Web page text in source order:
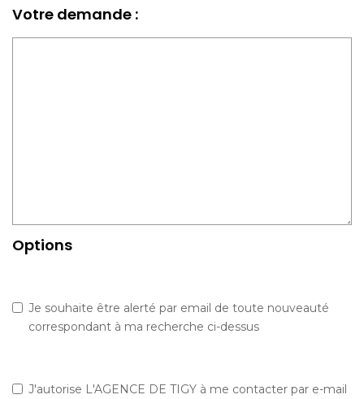
Votre demande :
Options
Je souhaite être alerté par email de toute nouveauté
correspondant à ma recherche ci-dessus
J'autorise L'AGENCE DE TIGY à me contacter par e-mail